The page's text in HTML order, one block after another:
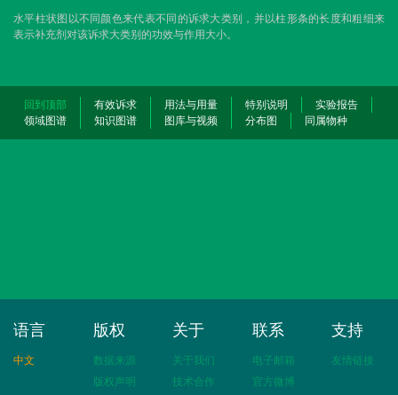
水平柱状图以不同颜色来代表不同的诉求大类别，并以柱形条的长度和粗细来
表示补充剂对该诉求大类别的功效与作用大小。
回到顶部 有效诉求 用法与用量 特别说明
实验报告
领域图谱
知识图谱 图库与视频 分布图 同属物种
语言
中文
版权
数据来源
版权声明
关于
关于我们
技术合作
联系
电子邮箱
官方微博
支持
友情链接